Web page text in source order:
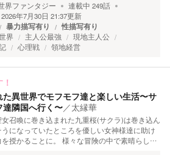
界ファンタジー 連載中 249話
2026年7月30日 21:37更新
暴力描写有り 性描写有り
界 主人公最強
現地主人公
心理戦 領地経営
異世界でモフモフ達と楽しい生活〜サ
達隣国へ行く〜／太縁華
召喚に巻き込まれた九重桜(サクラ)は巻き込ん
になっていたところを優しい女神様達に助け
を授かることに。 様々な冒険の中で素晴らし…